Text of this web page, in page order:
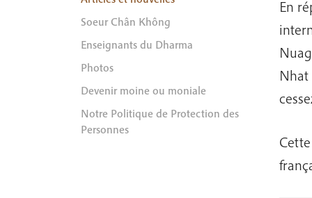
Soeur Chân Không
Enseignants du Dharma
Photos
Devenir moine ou moniale
Notre Politique de Protection des
Personnes
En